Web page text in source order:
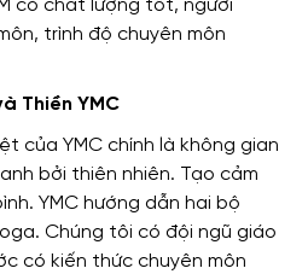
Thiền YMC
của YMC chính là không gian
bởi thiên nhiên. Tạo cảm
YMC hướng dẫn hai bộ
Chúng tôi có đội ngũ giáo
có kiến ​​thức chuyên môn